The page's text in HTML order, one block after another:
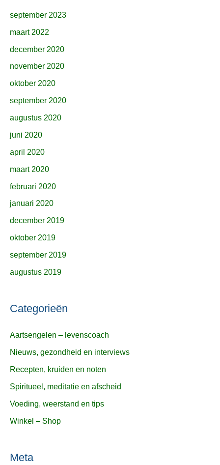
september 2023
maart 2022
december 2020
november 2020
oktober 2020
september 2020
augustus 2020
juni 2020
april 2020
maart 2020
februari 2020
januari 2020
december 2019
oktober 2019
september 2019
augustus 2019
Categorieën
Aartsengelen – levenscoach
Nieuws, gezondheid en interviews
Recepten, kruiden en noten
Spiritueel, meditatie en afscheid
Voeding, weerstand en tips
Winkel – Shop
Meta